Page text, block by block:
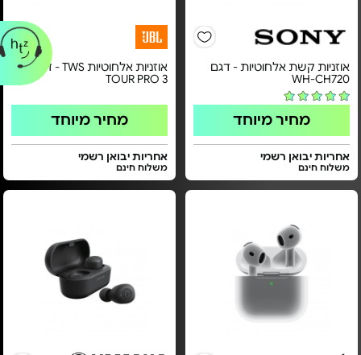
אוזניות קשת אלחוטיות - דגם
WH-CH720
מחיר מיוחד
אחריות יבואן רשמי
משלוח חינם
אוזניות אלחוטיות TWS - דגם
TOUR PRO 3
מחיר מיוחד
אחריות יבואן רשמי
משלוח חינם